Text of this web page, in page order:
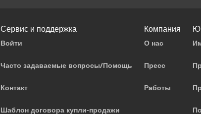
Сервис и поддержка
Войти
Часто задаваемые вопросы/Помощь
Контакт
Шаблон договора купли-продажи
Компания
О нас
Пресс
Работы